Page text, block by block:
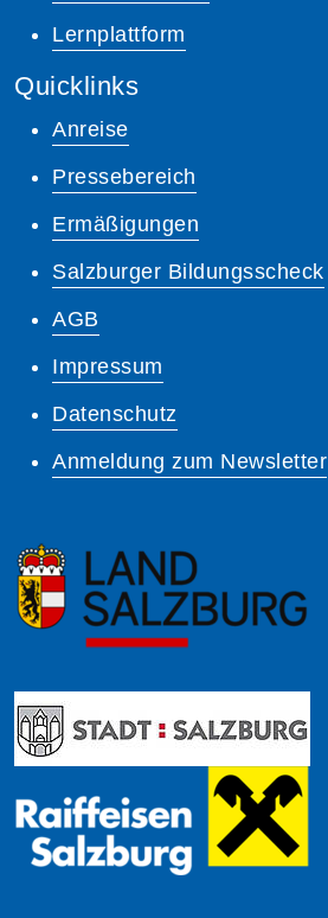
Lernplattform
Quicklinks
Anreise
Pressebereich
Ermäßigungen
Salzburger Bildungsscheck
AGB
Impressum
Datenschutz
Anmeldung zum Newsletter